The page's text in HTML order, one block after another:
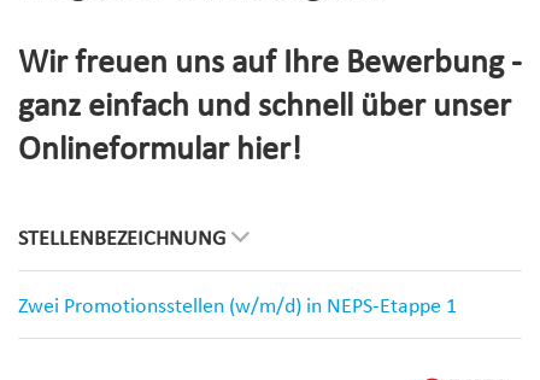
Wir freuen uns auf Ihre Bewerbung -
ganz einfach und schnell über unser
Onlineformular hier!
STELLENBEZEICHNUNG
Zwei Promotionsstellen (w/m/d) in NEPS-Etappe 1